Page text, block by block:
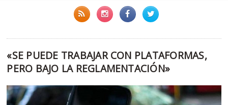
«SE PUEDE TRABAJAR CON PLATAFORMAS,
PERO BAJO LA REGLAMENTACIÓN»